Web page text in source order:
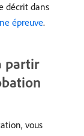
décrit dans
épreuve.
partir
vous